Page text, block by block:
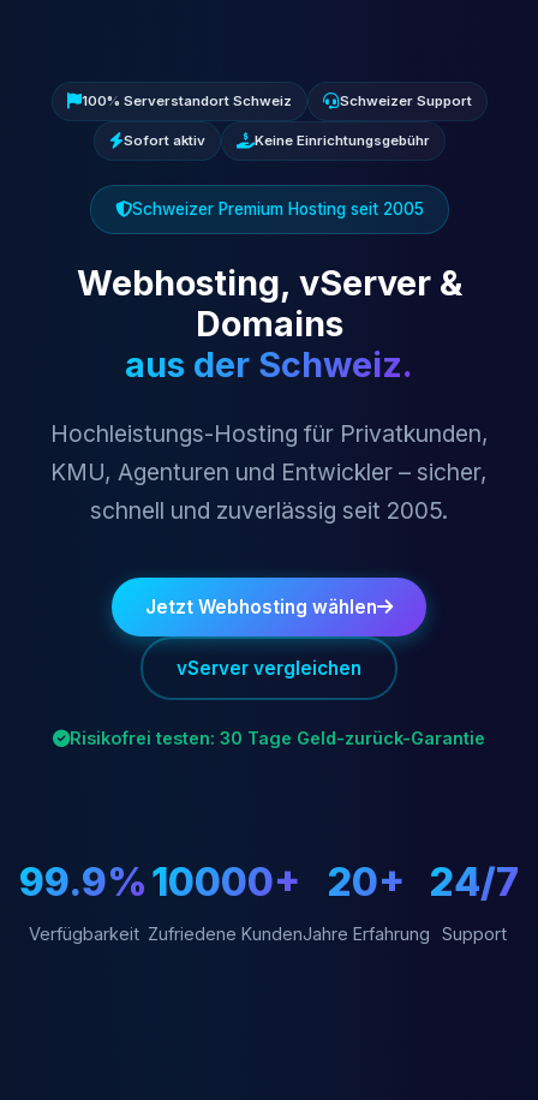
100% Serverstandort Schweiz Schweizer Support
Sofort aktiv Keine Einrichtungsgebühr
Schweizer Premium Hosting seit 2005
Webhosting, vServer &
Domains
aus der Schweiz.
Hochleistungs-Hosting für Privatkunden,
KMU, Agenturen und Entwickler – sicher,
schnell und zuverlässig seit 2005.
Jetzt Webhosting wählen
vServer vergleichen
Risikofrei testen: 30 Tage Geld-zurück-Garantie
99.9%
Verfügbarkeit
10000+
Zufriedene Kunden
20+
Jahre Erfahrung
24/7
Support